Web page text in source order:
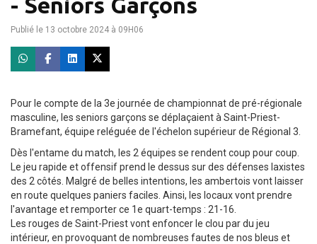
Publié le 13 octobre 2024 à 09H06
Pour le compte de la 3e journée de championnat de pré-régionale
masculine, les seniors garçons se déplaçaient à Saint-Priest-
Bramefant, équipe reléguée de l'échelon supérieur de Régional 3.
Dès l'entame du match, les 2 équipes se rendent coup pour coup.
Le jeu rapide et offensif prend le dessus sur des défenses laxistes
des 2 côtés. Malgré de belles intentions, les ambertois vont laisser
en route quelques paniers faciles. Ainsi, les locaux vont prendre
l'avantage et remporter ce 1e quart-temps : 21-16.
Les rouges de Saint-Priest vont enfoncer le clou par du jeu
intérieur, en provoquant de nombreuses fautes de nos bleus et